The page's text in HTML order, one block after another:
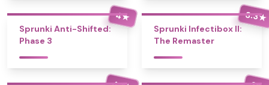
4★
Sprunki Anti-Shifted:
Phase 3
3.3★
Sprunki Infectibox II:
The Remaster